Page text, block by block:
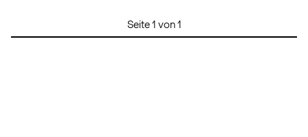
Seite 1 von 1